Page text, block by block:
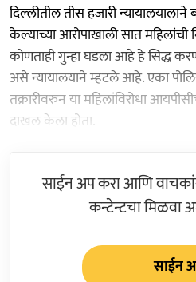
दिल्लीतील तीस हजारी
केल्याच्या आरोपाखाली सात महिलांची
कोणताही गुन्हा घडला आहे हे सिद्ध
असे न्यायालयाने म्हटले आहे. एका
तक्रारीवरुन या महिलांविरोधा
दाखल केला होता.
साईन अप करा आणि
कन्टेन्टचा मिळवा
साईन